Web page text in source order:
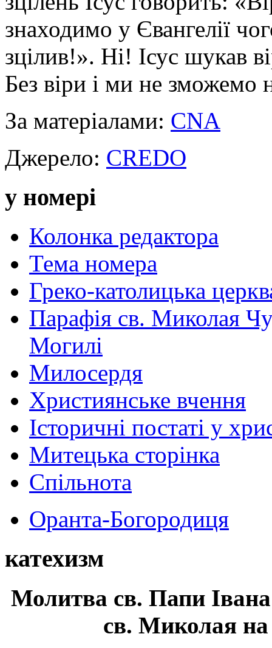
знаходимо у Євангелії
зцілив!». Ні! Ісус шукав
Без віри і ми не зможемо
За матеріалами: CNA
Джерело: CREDO
у номері
Колонка редактора
Тема номера
Греко-католицька
Парафія св. Миколая
Могилі
Милосердя
Християнське вчення
Історичні постаті у
Митецька сторінка
Спільнота
Оранта-Богородиця
катехизм
Молитва св. Папи
св. Миколая на